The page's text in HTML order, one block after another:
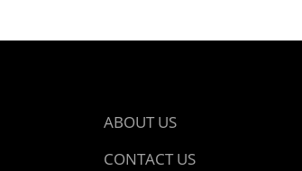
ABOUT US
CONTACT US